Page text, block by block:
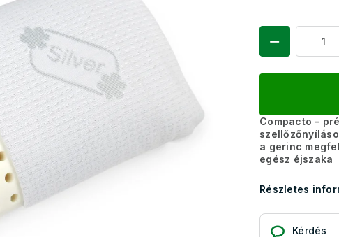
Compacto –
a gerinc
egész éjszaka
Részletes
Kérdés